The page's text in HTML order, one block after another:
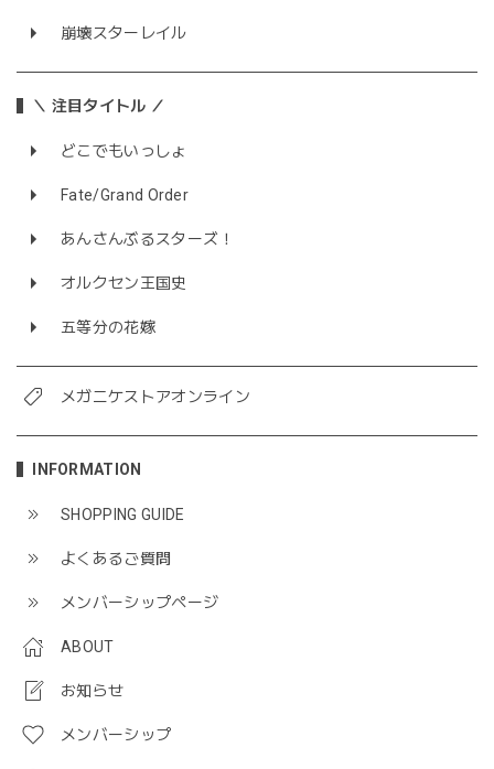
崩壊スターレイル
＼ 注目タイトル ／
どこでもいっしょ
Fate/Grand Order
あんさんぶるスターズ！
オルクセン王国史
五等分の花嫁
メガニケストアオンライン
INFORMATION
SHOPPING GUIDE
よくあるご質問
メンバーシップページ
ABOUT
お知らせ
メンバーシップ